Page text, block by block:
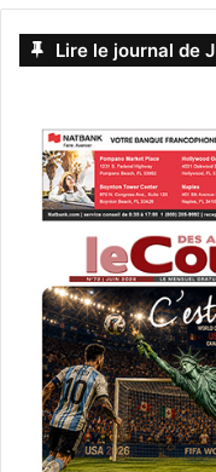
fier aux
unique. La
ces
une
d’une
l’idée de «
base de
rien été
Lire le journal de